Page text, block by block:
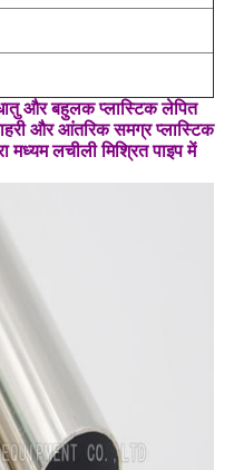
और बहुलक प्लास्टिक लेपित
और आंतरिक समग्र प्लास्टिक
मध्यम लचीली मिश्रित पाइप में